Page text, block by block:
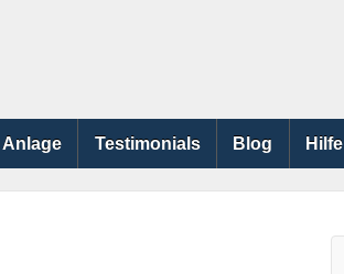
Anlage Testimonials Blog Hilfe